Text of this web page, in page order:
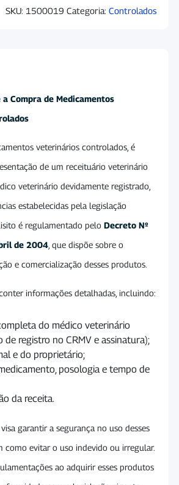
SKU: 1500019 Categoria: Controlados
Compra de Medicamentos
veterinários controlados, é
de um receituário veterinário
veterinário devidamente registrado,
estabelecidas pela legislação
é regulamentado pelo Decreto Nº
de 2004 , que dispõe sobre o
e comercialização desses produtos.
informações detalhadas, incluindo:
do médico veterinário
de registro no CRMV e assinatura);
e do proprietário;
posologia e tempo de
da receita.
garantir a segurança no uso desses
como evitar o uso indevido ou irregular.
ao adquirir esses produtos